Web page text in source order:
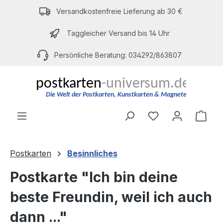
Zum Hauptinhalt springenVersandkostenfreie Lieferung ab 30 €
Taggleicher Versand bis 14 Uhr
Persönliche Beratung: 034292/863807
Du hast 0
Postkarten Besinnliches
Postkarte "Ich bin deine
beste Freundin, weil ich auch
dann ..."